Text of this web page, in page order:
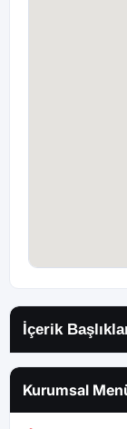
İçerik
Kurumsal